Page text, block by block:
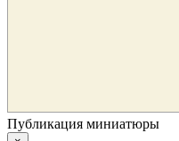
Публикация миниатюры